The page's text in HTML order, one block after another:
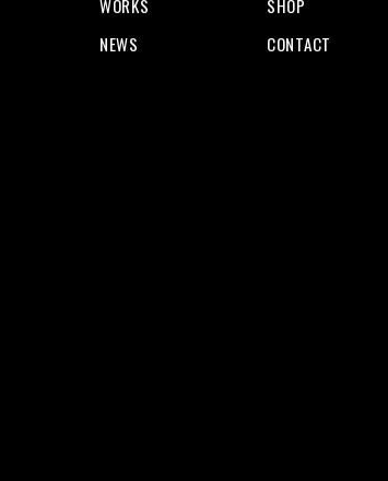
WORKS
SHOP
NEWS
CONTACT